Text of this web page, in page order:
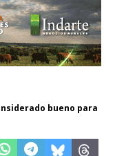
bueno para